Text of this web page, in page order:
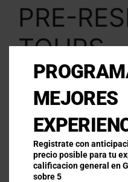
PRE-
TOURS
Section
¿QUIÉN LO
Si eres distribuidor,
otra referencia,
escribe "Ninguno"
NOMBRE Y
MEJORES
Registrate con
precio posible para tu
calificacion general en
sobre 5